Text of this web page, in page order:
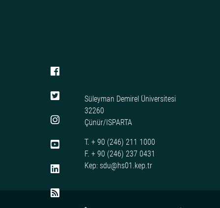
Süleyman Demirel Üniversitesi
32260
Çünür/ISPARTA
T. + 90 (246) 211 1000
F. + 90 (246) 237 0431
Kep: sdu@hs01.kep.tr